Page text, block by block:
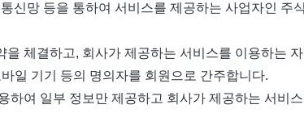
신망 등을 통하여 서비스를 제공하는 사업자인 주
을 체결하고, 회사가 제공하는 서비스를 이용하는
일 기기 등의 명의자를 회원으로 간주합니다.
하여 일부 정보만 제공하고 회사가 제공하는 서비